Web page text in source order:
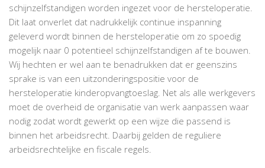
schijnzelfstandigen worden ingezet voor de hersteloperatie.
Dit laat onverlet dat nadrukkelijk continue inspanning
geleverd wordt binnen de hersteloperatie om zo spoedig
mogelijk naar 0 potentieel schijnzelfstandigen af te bouwen.
Wij hechten er wel aan te benadrukken dat er geenszins
sprake is van een uitzonderingspositie voor de
hersteloperatie kinderopvangtoeslag. Net als alle werkgevers
moet de overheid de organisatie van werk aanpassen waar
nodig zodat wordt gewerkt op een wijze die passend is
binnen het arbeidsrecht. Daarbij gelden de reguliere
arbeidsrechtelijke en fiscale regels.